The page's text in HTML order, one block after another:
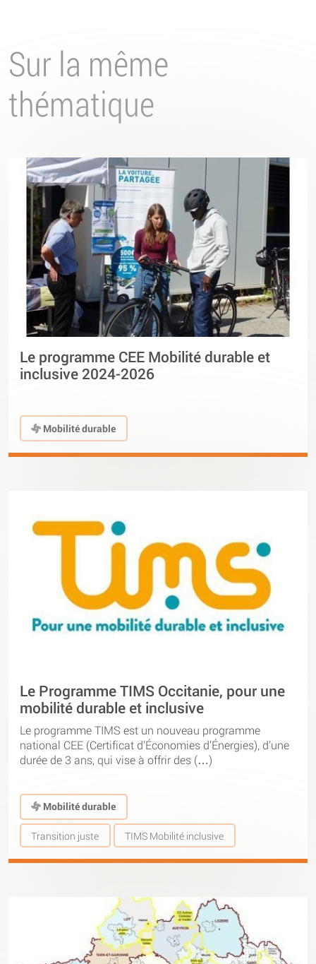
Sur la même
thématique
Le programme CEE Mobilité durable et
inclusive 2024-2026
Mobilité durable
Le Programme TIMS Occitanie, pour une
mobilité durable et inclusive
Le programme TIMS est un nouveau programme
national CEE (Certificat d’Économies d’Énergies), d’une
durée de 3 ans, qui vise à offrir des (…)
Mobilité durable
Transition juste TIMS Mobilité inclusive